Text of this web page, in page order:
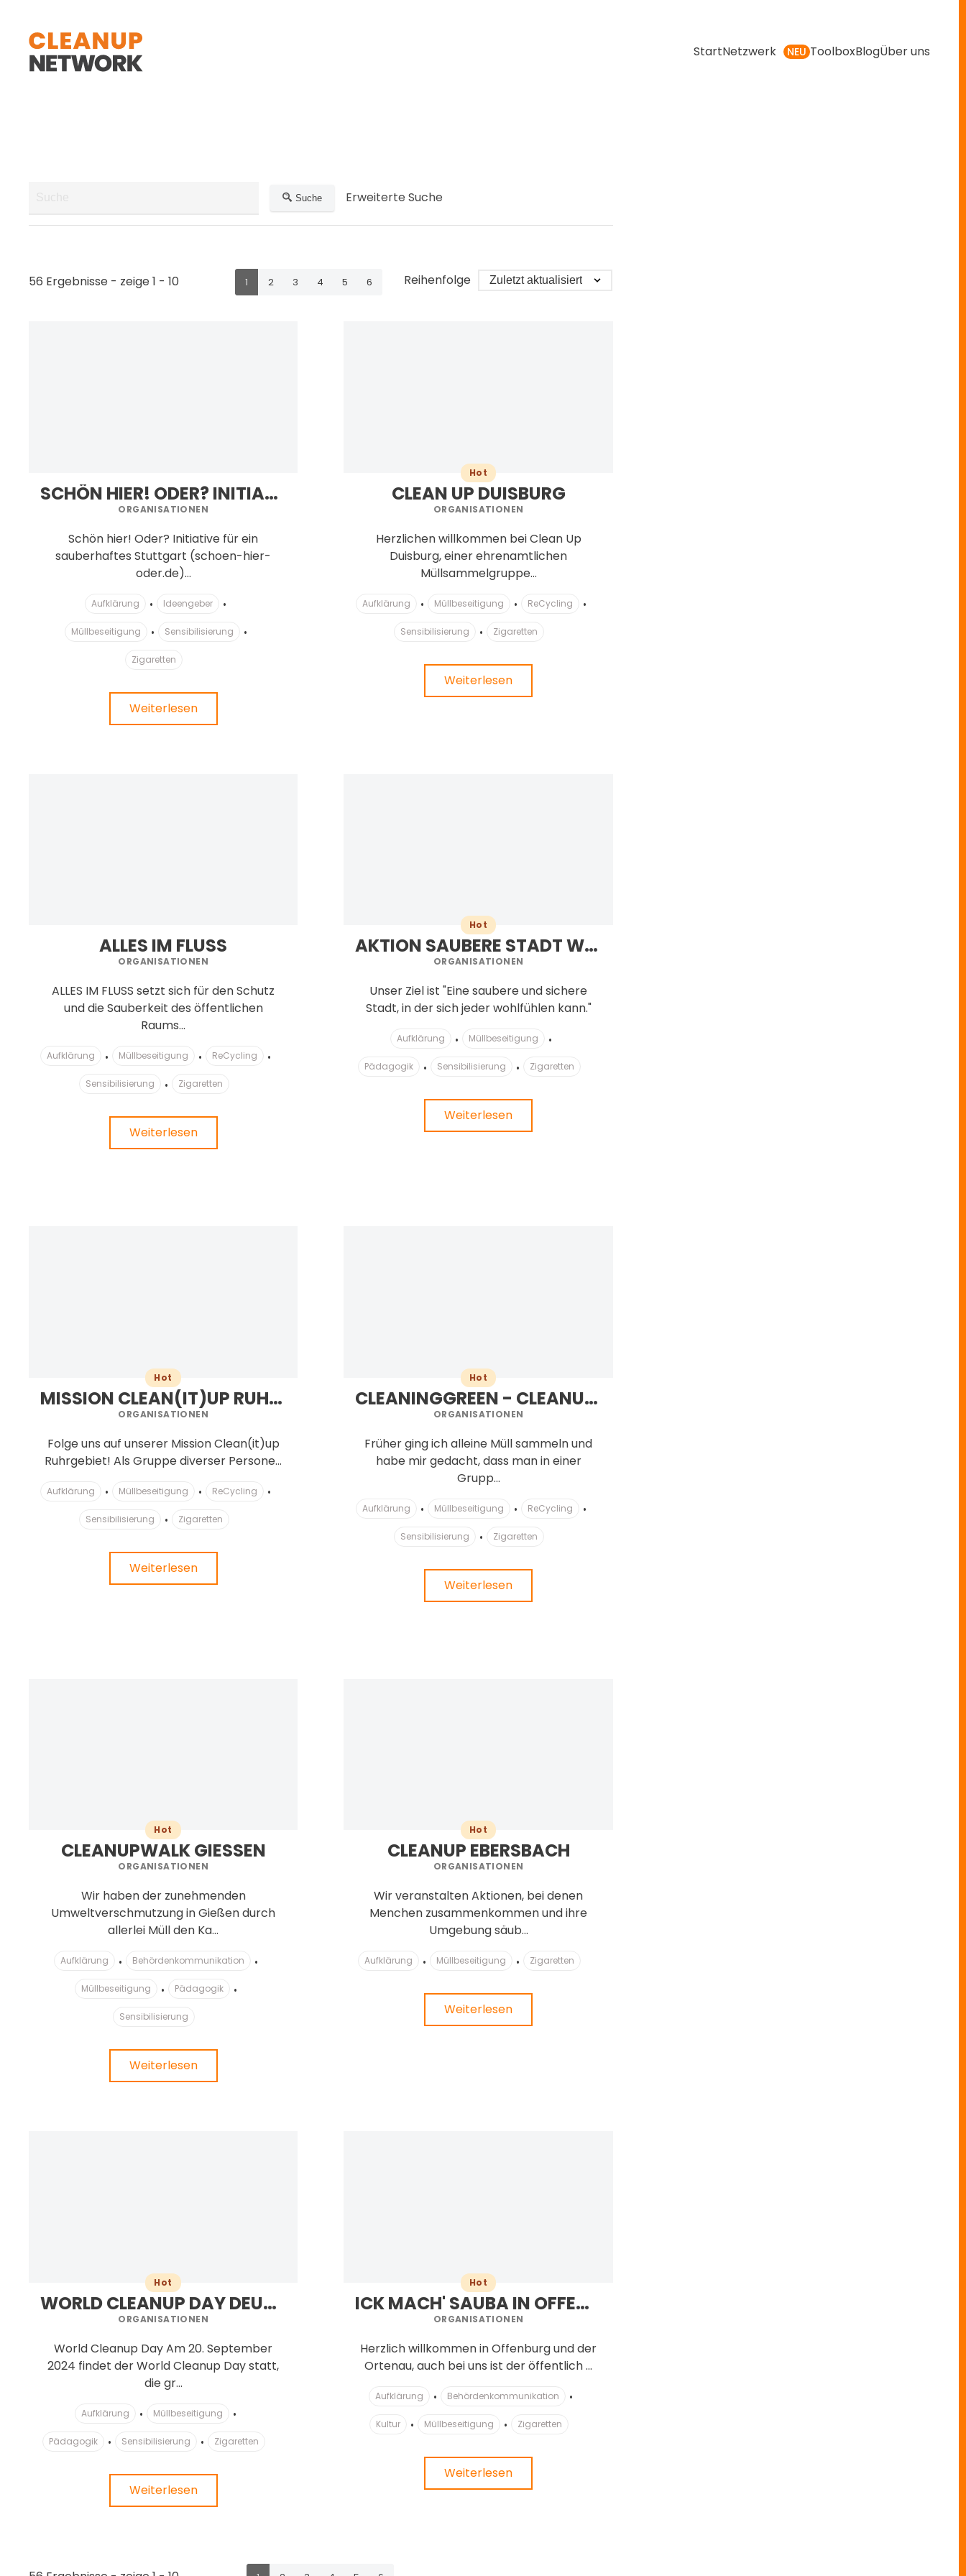
Zum Hauptinhalt springen StartNetzwerk NEU ToolboxBlogÜber uns
Suche Erweiterte Suche
56 Ergebnisse - zeige 1 - 10 1 2 3 4 5 6 Reihenfolge
SCHÖN HIER! ODER? INITIATIVE FÜR EIN SAUBERHAFTES STUTTGART
ORGANISATIONEN
Schön hier! Oder? Initiative für ein
sauberhaftes Stuttgart (schoen-hier-
oder.de)...
Aufklärung Ideengeber
Müllbeseitigung Sensibilisierung
Zigaretten
Weiterlesen
Hot
CLEAN UP DUISBURG
ORGANISATIONEN
Herzlichen willkommen bei Clean Up
Duisburg, einer ehrenamtlichen
Müllsammelgruppe...
Aufklärung Müllbeseitigung ReCycling
Sensibilisierung Zigaretten
Weiterlesen
ALLES IM FLUSS
ORGANISATIONEN
ALLES IM FLUSS setzt sich für den Schutz
und die Sauberkeit des öffentlichen
Raums...
Aufklärung Müllbeseitigung ReCycling
Sensibilisierung Zigaretten
Weiterlesen
Hot
AKTION SAUBERE STADT WAIBLINGEN
ORGANISATIONEN
Unser Ziel ist "Eine saubere und sichere
Stadt, in der sich jeder wohlfühlen kann."
Aufklärung Müllbeseitigung
Pädagogik Sensibilisierung Zigaretten
Weiterlesen
Hot
MISSION CLEAN(IT)UP RUHRGEBIET
ORGANISATIONEN
Folge uns auf unserer Mission Clean(it)up
Ruhrgebiet! Als Gruppe diverser Persone...
Aufklärung Müllbeseitigung ReCycling
Sensibilisierung Zigaretten
Weiterlesen
Hot
CLEANINGGREEN - CLEANUP OBERHAUSEN
ORGANISATIONEN
Früher ging ich alleine Müll sammeln und
habe mir gedacht, dass man in einer
Grupp...
Aufklärung Müllbeseitigung ReCycling
Sensibilisierung Zigaretten
Weiterlesen
Hot
CLEANUPWALK GIESSEN
ORGANISATIONEN
Wir haben der zunehmenden
Umweltverschmutzung in Gießen durch
allerlei Müll den Ka...
Aufklärung Behördenkommunikation
Müllbeseitigung Pädagogik
Sensibilisierung
Weiterlesen
Hot
CLEANUP EBERSBACH
ORGANISATIONEN
Wir veranstalten Aktionen, bei denen
Menchen zusammenkommen und ihre
Umgebung säub...
Aufklärung Müllbeseitigung Zigaretten
Weiterlesen
Hot
WORLD CLEANUP DAY DEUTSCHLAND C/O LET'S DO IT! GERMANY E.V.
ORGANISATIONEN
World Cleanup Day Am 20. September
2024 findet der World Cleanup Day statt,
die gr...
Aufklärung Müllbeseitigung
Pädagogik Sensibilisierung Zigaretten
Weiterlesen
Hot
ICK MACH' SAUBA IN OFFENBURG
ORGANISATIONEN
Herzlich willkommen in Offenburg und der
Ortenau, auch bei uns ist der öffentlich ...
Aufklärung Behördenkommunikation
Kultur Müllbeseitigung Zigaretten
Weiterlesen